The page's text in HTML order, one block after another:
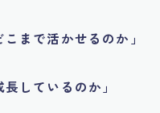
まで活かせるのか」
しているのか」